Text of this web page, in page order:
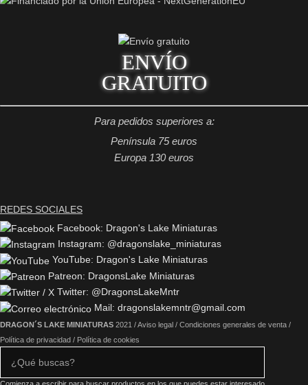
ENVÍO
GRATUITO
Para pedidos superiores a:
Península 75 euros
Europa 130 euros
REDES SOCIALES
Facebook: Dragon's Lake Miniaturas
Instagram: @dragonslake_miniaturas
YouTube: Dragon's Lake Miniaturas
Patreon: DragonsLake Miniaturas
Twitter: @DragonsLakeMntr
Mail: dragonslakemntr@gmail.com
DRAGON´S LAKE MINIATURAS 2021 /Aviso legal / Condiciones generales de venta /
Política de privacidad / Política de cookies
Comienza a escribir para buscar productos en los que puedes estar interesado